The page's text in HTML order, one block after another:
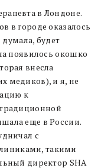
в Лондоне.
в городе оказалось
будет
появилось окошко
внесла
медиков), и я, не
к
еще в России.
с
такими
директор SHA